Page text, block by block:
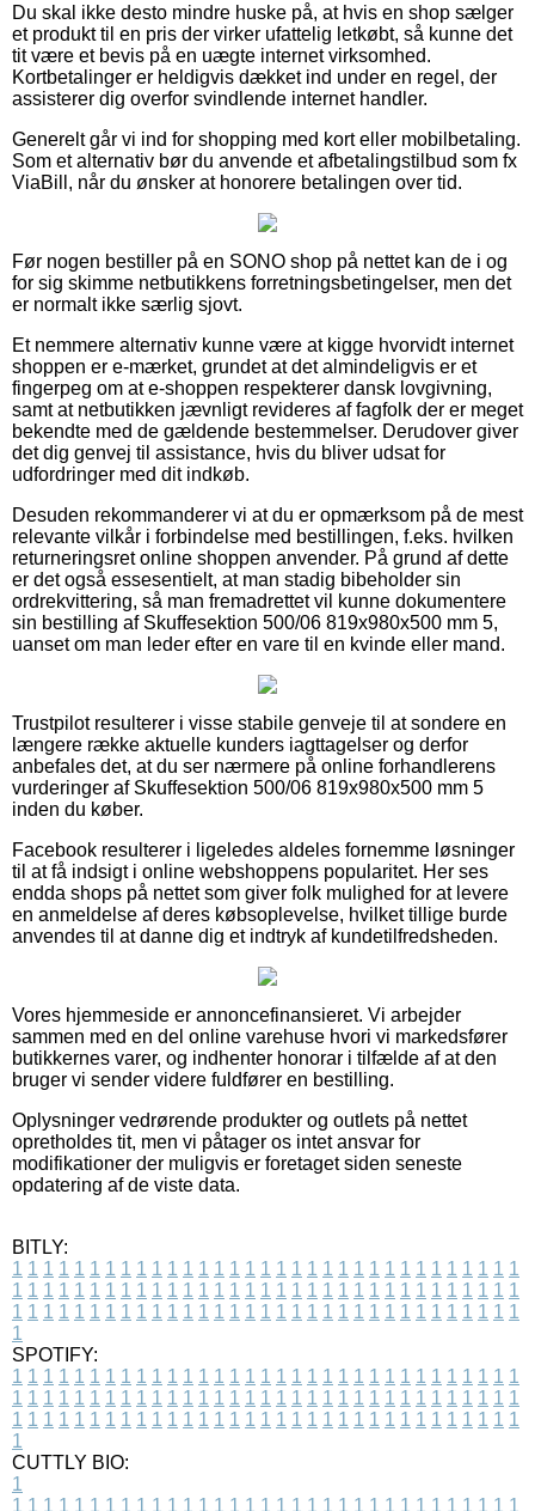
Du skal ikke desto mindre huske på, at hvis en shop sælger
et produkt til en pris der virker ufattelig letkøbt, så kunne det
tit være et bevis på en uægte internet virksomhed.
Kortbetalinger er heldigvis dækket ind under en regel, der
assisterer dig overfor svindlende internet handler.
Generelt går vi ind for shopping med kort eller mobilbetaling.
Som et alternativ bør du anvende et afbetalingstilbud som fx
ViaBill, når du ønsker at honorere betalingen over tid.
Før nogen bestiller på en SONO shop på nettet kan de i og
for sig skimme netbutikkens forretningsbetingelser, men det
er normalt ikke særlig sjovt.
Et nemmere alternativ kunne være at kigge hvorvidt internet
shoppen er e-mærket, grundet at det almindeligvis er et
fingerpeg om at e-shoppen respekterer dansk lovgivning,
samt at netbutikken jævnligt revideres af fagfolk der er meget
bekendte med de gældende bestemmelser. Derudover giver
det dig genvej til assistance, hvis du bliver udsat for
udfordringer med dit indkøb.
Desuden rekommanderer vi at du er opmærksom på de mest
relevante vilkår i forbindelse med bestillingen, f.eks. hvilken
returneringsret online shoppen anvender. På grund af dette
er det også essesentielt, at man stadig bibeholder sin
ordrekvittering, så man fremadrettet vil kunne dokumentere
sin bestilling af Skuffesektion 500/06 819x980x500 mm 5,
uanset om man leder efter en vare til en kvinde eller mand.
Trustpilot resulterer i visse stabile genveje til at sondere en
længere række aktuelle kunders iagttagelser og derfor
anbefales det, at du ser nærmere på online forhandlerens
vurderinger af Skuffesektion 500/06 819x980x500 mm 5
inden du køber.
Facebook resulterer i ligeledes aldeles fornemme løsninger
til at få indsigt i online webshoppens popularitet. Her ses
endda shops på nettet som giver folk mulighed for at levere
en anmeldelse af deres købsoplevelse, hvilket tillige burde
anvendes til at danne dig et indtryk af kundetilfredsheden.
Vores hjemmeside er annoncefinansieret. Vi arbejder
sammen med en del online varehuse hvori vi markedsfører
butikkernes varer, og indhenter honorar i tilfælde af at den
bruger vi sender videre fuldfører en bestilling.
Oplysninger vedrørende produkter og outlets på nettet
opretholdes tit, men vi påtager os intet ansvar for
modifikationer der muligvis er foretaget siden seneste
opdatering af de viste data.
BITLY:
1 1 1 1 1 1 1 1 1 1 1 1 1 1 1 1 1 1 1 1 1 1 1 1 1 1 1 1 1 1 1 1 1
1 1 1 1 1 1 1 1 1 1 1 1 1 1 1 1 1 1 1 1 1 1 1 1 1 1 1 1 1 1 1 1 1
1 1 1 1 1 1 1 1 1 1 1 1 1 1 1 1 1 1 1 1 1 1 1 1 1 1 1 1 1 1 1 1 1
1
SPOTIFY:
1 1 1 1 1 1 1 1 1 1 1 1 1 1 1 1 1 1 1 1 1 1 1 1 1 1 1 1 1 1 1 1 1
1 1 1 1 1 1 1 1 1 1 1 1 1 1 1 1 1 1 1 1 1 1 1 1 1 1 1 1 1 1 1 1 1
1 1 1 1 1 1 1 1 1 1 1 1 1 1 1 1 1 1 1 1 1 1 1 1 1 1 1 1 1 1 1 1 1
1
CUTTLY BIO:
1
1 1 1 1 1 1 1 1 1 1 1 1 1 1 1 1 1 1 1 1 1 1 1 1 1 1 1 1 1 1 1 1 1